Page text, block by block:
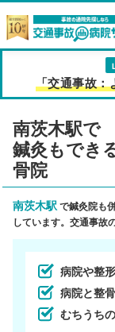
「交通事故
南茨木駅で
鍼灸もでき
骨院
南茨木駅 で鍼灸院も
しています。交通事故
病院や整
病院と整
むちうち